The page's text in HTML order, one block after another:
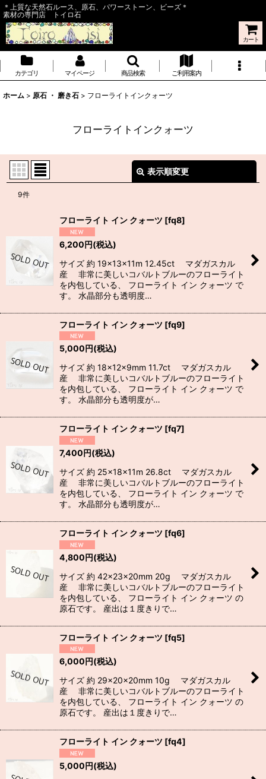
＊上質な天然石ルース、原石、パワーストーン、ビーズ＊
素材の専門店 トイロ石
カート
カテゴリ マイページ 商品検索 ご利用案内
ホーム > 原石 ・ 磨き石 > フローライトインクォーツ
フローライトインクォーツ
表示順変更
並び順:
絞り込む
9件
フローライト イン クォーツ [fq8]
6,200円(税込)
サイズ 約 19×13×11m 12.45ct マダガスカル
産 非常に美しいコバルトブルーのフローライト
を内包している、 フローライト イン クォーツ で
す。 水晶部分も透明度…
フローライト イン クォーツ [fq9]
5,000円(税込)
サイズ 約 18×12×9mm 11.7ct マダガスカル
産 非常に美しいコバルトブルーのフローライト
を内包している、 フローライト イン クォーツ で
す。 水晶部分も透明度が…
フローライト イン クォーツ [fq7]
7,400円(税込)
サイズ 約 25×18×11m 26.8ct マダガスカル
産 非常に美しいコバルトブルーのフローライト
を内包している、 フローライト イン クォーツ で
す。 水晶部分も透明度が…
フローライト イン クォーツ [fq6]
4,800円(税込)
サイズ 約 42×23×20mm 20g マダガスカル
産 非常に美しいコバルトブルーのフローライト
を内包している、 フローライト イン クォーツ の
原石です。 産出は１度きりで…
フローライト イン クォーツ [fq5]
6,000円(税込)
サイズ 約 29×20×20mm 10g マダガスカル
産 非常に美しいコバルトブルーのフローライト
を内包している、 フローライト イン クォーツ の
原石です。 産出は１度きりで…
フローライト イン クォーツ [fq4]
5,000円(税込)